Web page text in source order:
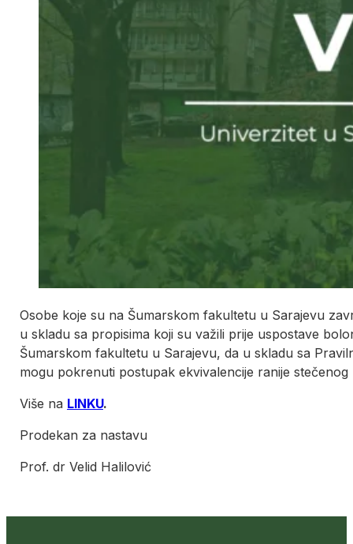
Osobe koje su na Šumarskom fakultetu u Sarajevu
u skladu sa propisima koji su važili prije uspostave
Šumarskom fakultetu u Sarajevu, da u skladu sa
mogu pokrenuti postupak ekvivalencije ranije
Više na LINKU.
Prodekan za nastavu
Prof. dr Velid Halilović